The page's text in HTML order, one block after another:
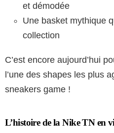
et démodée
Une basket mythique
collection
C’est encore aujourd’hui
l’une des shapes les plus
sneakers game !
L’histoire de la Nike TN en